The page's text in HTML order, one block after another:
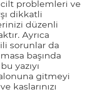
problemleri ve
dikkatli
düzenli
Ayrıca
sorunlar da
başında
yazıyı
gitmeyi
kaslarınızı